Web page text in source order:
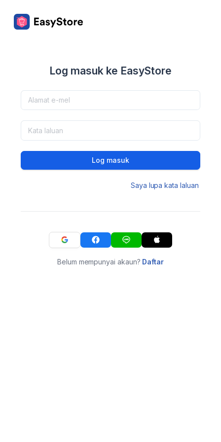
Log masuk ke EasyStore
Log masuk
Saya lupa kata laluan
Belum mempunyai akaun? Daftar